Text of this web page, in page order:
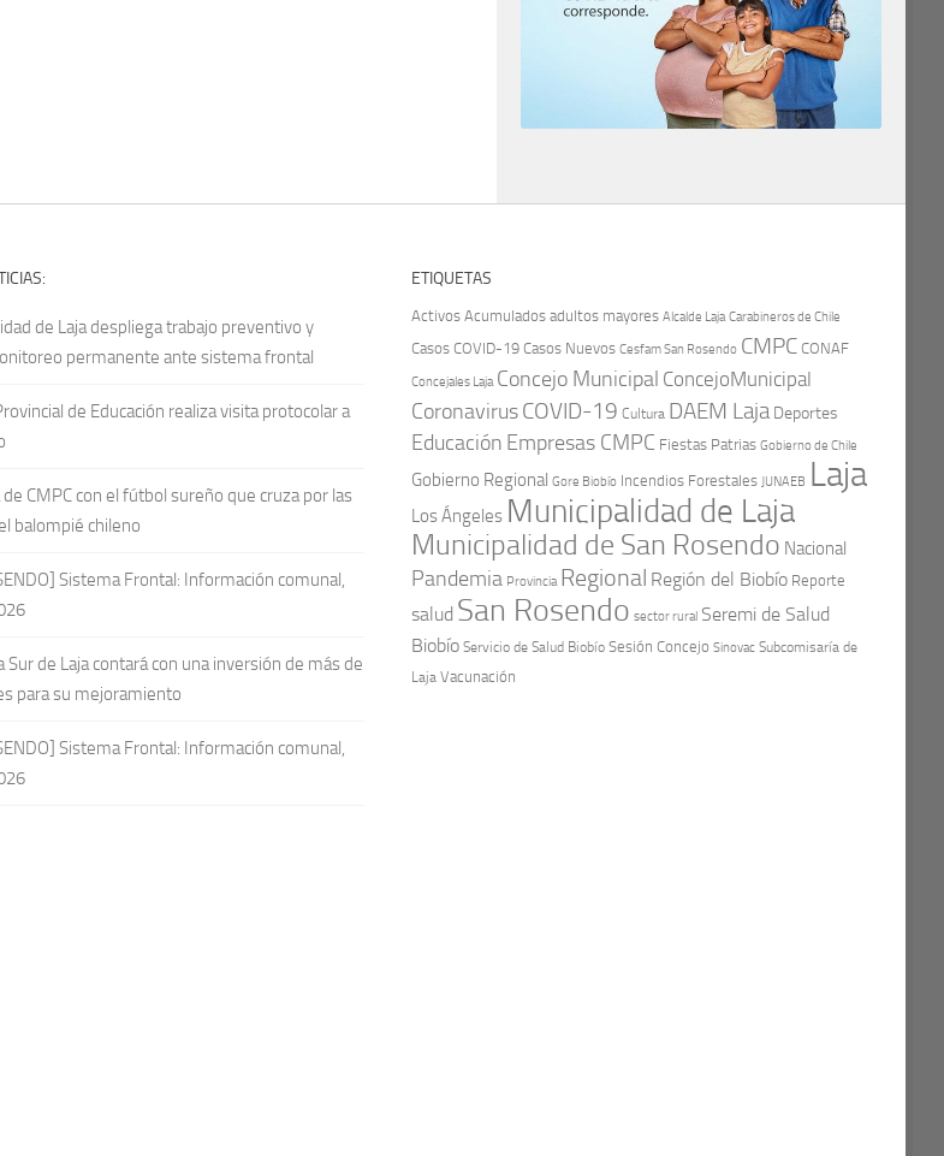
de Laja despliega trabajo preventivo y
permanente ante sistema frontal
de Educación realiza visita protocolar a
de CMPC con el fútbol sureño que cruza por las
balompié chileno
Sistema Frontal: Información comunal,
Sur de Laja contará con una inversión de más de
para su mejoramiento
Sistema Frontal: Información comunal,
ETIQUETAS
Activos Acumulados adultos mayores Alcalde Laja Carabineros de Chile
Casos COVID-19 Casos Nuevos Cesfam San Rosendo CMPC CONAF
Concejales Laja Concejo Municipal ConcejoMunicipal
CoronavirusCOVID-19 Cultura DAEM Laja Deportes
Educación Empresas CMPC Fiestas Patrias Gobierno de Chile
Gobierno Regional Gore Biobío Incendios Forestales JUNAEB Laja
Los Ángeles Municipalidad de Laja
Municipalidad de San Rosendo Nacional
Pandemia Provincia Regional Región del Biobío Reporte
salud San Rosendo sector rural Seremi de Salud
Biobío Servicio de Salud Biobío Sesión Concejo Sinovac Subcomisaría de
Laja Vacunación